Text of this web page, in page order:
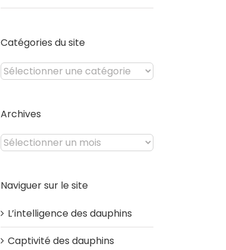
Catégories du site
Catégories
du
Archives
Archives
Naviguer sur le site
L’intelligence des dauphins
Captivité des dauphins